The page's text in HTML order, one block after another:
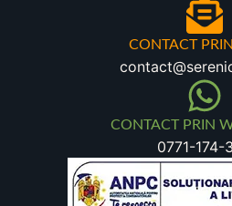
CONTACT
CONTACT PRIN
0771-174-